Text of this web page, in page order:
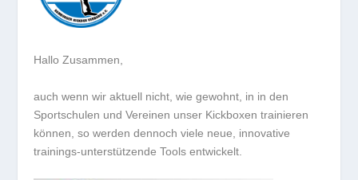
Hallo Zusammen,
auch wenn wir aktuell nicht, wie gewohnt, in in den
Sportschulen und Vereinen unser Kickboxen trainieren
können, so werden dennoch viele neue, innovative
trainings-unterstützende Tools entwickelt.